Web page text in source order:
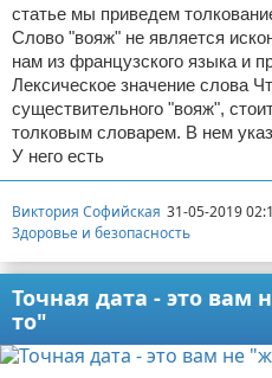
статье мы приведем
Слово "вояж" не является
нам из французского языка и
Лексическое значение слова
существительного "вояж",
толковым словарем. В нем
У него есть
Виктория Софийская 31-05-2019
Здоровье и безопасность
Точная дата - это
то"